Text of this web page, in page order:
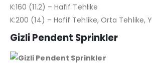
K:160 (11.2) – Hafif Tehlike
K:200 (14) – Hafif Tehlike, Orta Tehlike,
Gizli Pendent Sprinkler